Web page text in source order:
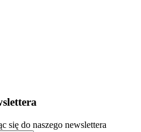
się do naszego newslettera